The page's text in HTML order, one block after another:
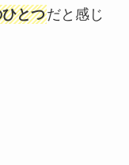
とつだと感じ